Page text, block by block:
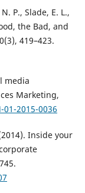
P., Slade, E. L.,
the Bad, and
419–423.
media
Marketing,
2015-0036
Inside your